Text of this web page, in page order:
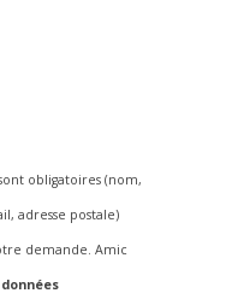
obligatoires (nom,
adresse postale)
demande. Amic